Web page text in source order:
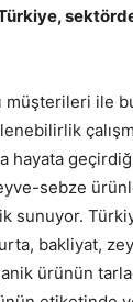
müşterileri
hayata
sebze
sunuyor.
bakliyat,
ürünün